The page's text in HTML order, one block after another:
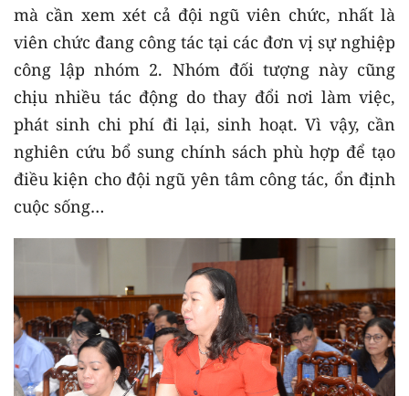
mà cần xem xét cả đội ngũ viên chức, nhất là
viên chức đang công tác tại các đơn vị sự nghiệp
công lập nhóm 2. Nhóm đối tượng này cũng
chịu nhiều tác động do thay đổi nơi làm việc,
phát sinh chi phí đi lại, sinh hoạt. Vì vậy, cần
nghiên cứu bổ sung chính sách phù hợp để tạo
điều kiện cho đội ngũ yên tâm công tác, ổn định
cuộc sống…